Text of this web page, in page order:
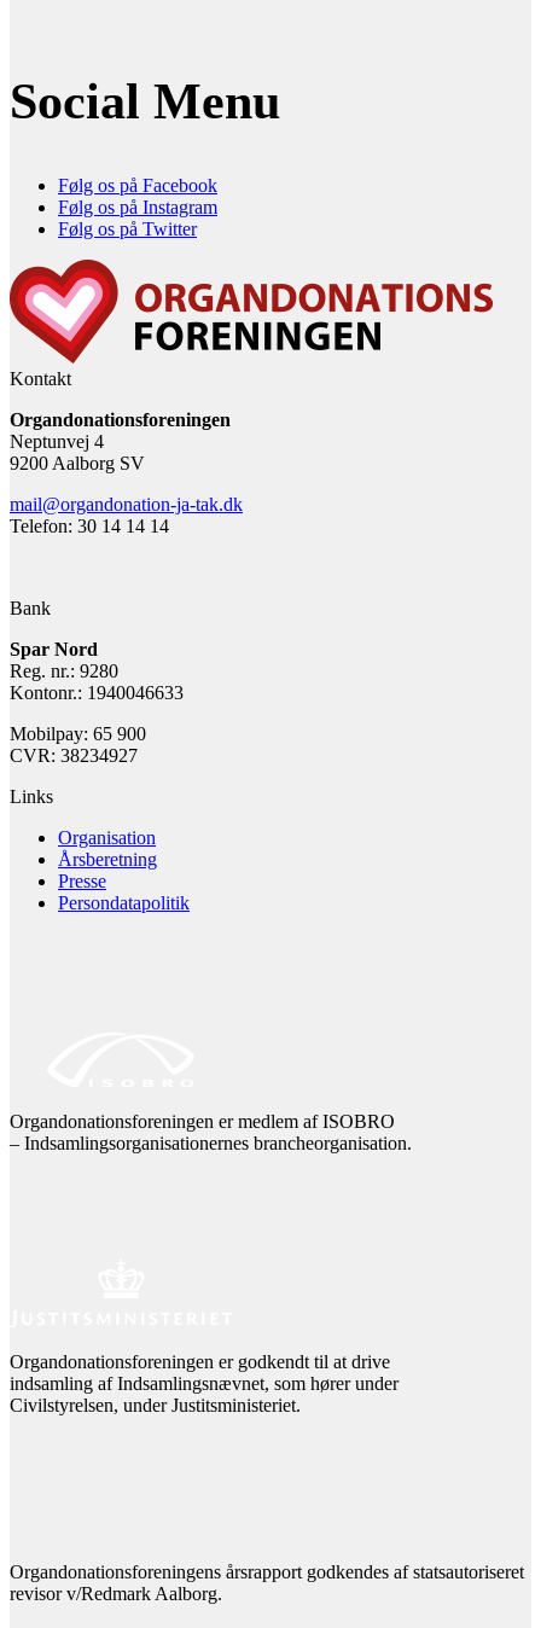
Social Menu
Følg os på Facebook
Følg os på Instagram
Følg os på Twitter
Kontakt
Organdonationsforeningen
Neptunvej 4
9200 Aalborg SV
mail@organdonation-ja-tak.dk
Telefon: 30 14 14 14
Bank
Spar Nord
Reg. nr.: 9280
Kontonr.: 1940046633
Mobilpay: 65 900
CVR: 38234927
Links
Organisation
Årsberetning
Presse
Persondatapolitik
Organdonationsforeningen er medlem af ISOBRO
– Indsamlingsorganisationernes brancheorganisation.
Organdonationsforeningen er godkendt til at drive
indsamling af Indsamlingsnævnet, som hører under
Civilstyrelsen, under Justitsministeriet.
Organdonationsforeningens årsrapport godkendes af statsautoriseret
revisor v/Redmark Aalborg.